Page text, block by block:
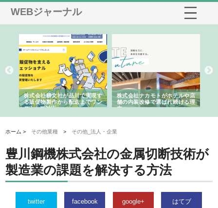
WEBジャーナル
株式会社耕文社が品川で実現す
る販促物製作から配送までワン
ストップ対応
株式会社ナカモトがホテルや店
舗の内装改修で選ばれ続ける理
由
ホーム > その他業種 > その他_法人・企業
豊川鋼機株式会社の金属切断技術が
製造業の課題を解決する方法
twitter facebook google+ はてブ